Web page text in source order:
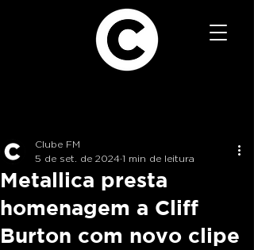
Metallica presta
homenagem a Cliff
Burton com novo clipe
Clube FM
5 de set. de 2024 1 min de leitura